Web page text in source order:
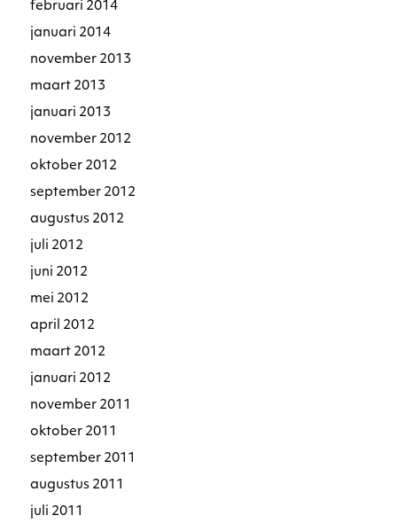
februari 2014
januari 2014
november 2013
maart 2013
januari 2013
november 2012
oktober 2012
september 2012
augustus 2012
juli 2012
juni 2012
mei 2012
april 2012
maart 2012
januari 2012
november 2011
oktober 2011
september 2011
augustus 2011
juli 2011